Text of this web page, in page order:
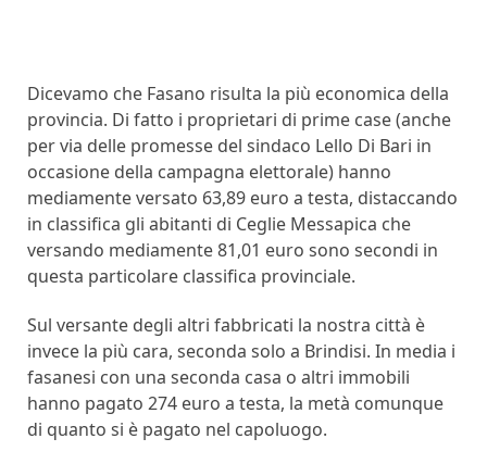
Dicevamo che Fasano risulta la più economica della
provincia. Di fatto i proprietari di prime case (anche
per via delle promesse del sindaco Lello Di Bari in
occasione della campagna elettorale) hanno
mediamente versato 63,89 euro a testa, distaccando
in classifica gli abitanti di Ceglie Messapica che
versando mediamente 81,01 euro sono secondi in
questa particolare classifica provinciale.
Sul versante degli altri fabbricati la nostra città è
invece la più cara, seconda solo a Brindisi. In media i
fasanesi con una seconda casa o altri immobili
hanno pagato 274 euro a testa, la metà comunque
di quanto si è pagato nel capoluogo.